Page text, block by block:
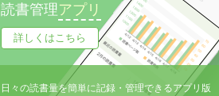
読書管理アプリ
詳しくはこちら
日々の読書量を簡単に記録・管理できるアプリ版